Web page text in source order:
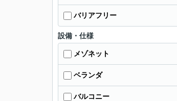
バリアフリー
設備・仕様
メゾネット
ベランダ
バルコニー